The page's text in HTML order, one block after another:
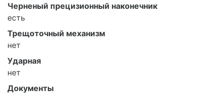
Черненый прецизионный наконечник
есть
Трещоточный механизм
нет
Ударная
нет
Документы